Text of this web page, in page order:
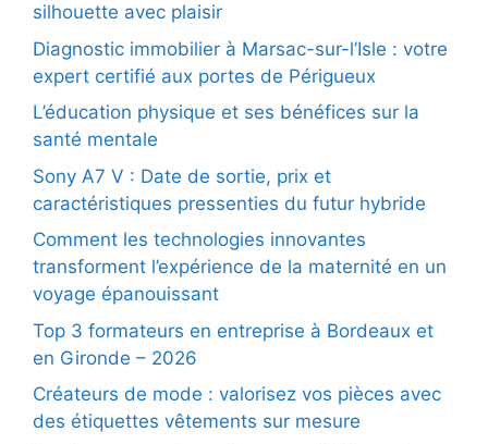
silhouette avec plaisir
Diagnostic immobilier à Marsac-sur-l’Isle : votre
expert certifié aux portes de Périgueux
L’éducation physique et ses bénéfices sur la
santé mentale
Sony A7 V : Date de sortie, prix et
caractéristiques pressenties du futur hybride
Comment les technologies innovantes
transforment l’expérience de la maternité en un
voyage épanouissant
Top 3 formateurs en entreprise à Bordeaux et
en Gironde – 2026
Créateurs de mode : valorisez vos pièces avec
des étiquettes vêtements sur mesure